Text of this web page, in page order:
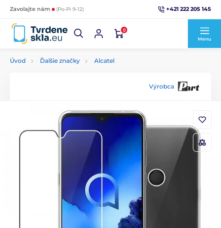
Zavolajte nám (Po-Pi 9-12) +421 222 205 145
0
Menu
Úvod Ďalšie značky Alcatel
Výrobca